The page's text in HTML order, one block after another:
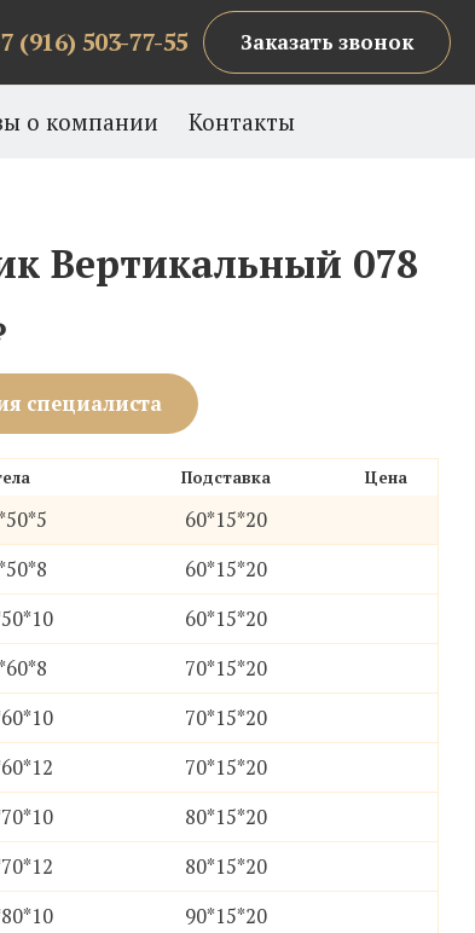
(916) 503-77-55 Заказать звонок
о компании Контакты
Вертикальный 078
специалиста
Подставка Цена
60*15*20
60*15*20
60*15*20
70*15*20
70*15*20
70*15*20
80*15*20
80*15*20
90*15*20